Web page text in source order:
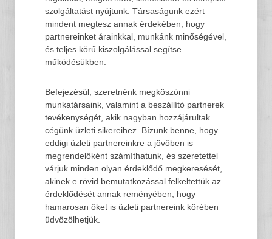
szolgáltatást nyújtunk. Társaságunk ezért
mindent megtesz annak érdekében, hogy
partnereinket árainkkal, munkánk minőségével,
és teljes körű kiszolgálással segítse
működésükben.
Befejezésül, szeretnénk megköszönni
munkatársaink, valamint a beszállító partnerek
tevékenységét, akik nagyban hozzájárultak
cégünk üzleti sikereihez. Bízunk benne, hogy
eddigi üzleti partnereinkre a jövőben is
megrendelőként számíthatunk, és szeretettel
várjuk minden olyan érdeklődő megkeresését,
akinek e rövid bemutatkozással felkeltettük az
érdeklődését annak reményében, hogy
hamarosan őket is üzleti partnereink körében
üdvözölhetjük.